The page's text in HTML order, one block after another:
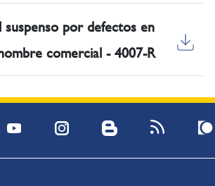
suspenso por defectos en
comercial - 4007-R